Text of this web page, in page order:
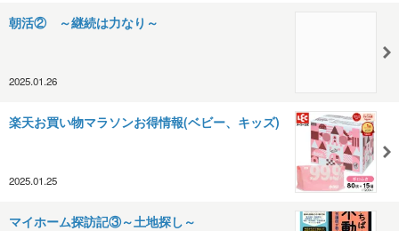
朝活② ～継続は力なり～
2025.01.26
楽天お買い物マラソンお得情報(ベビー、キッズ)
2025.01.25
マイホーム探訪記③～土地探し～